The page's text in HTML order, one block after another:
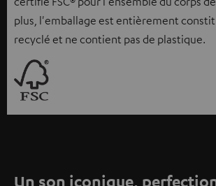
plus, l'emballage est entièrement
recyclé et ne contient pas de plastique.
Un son iconique,